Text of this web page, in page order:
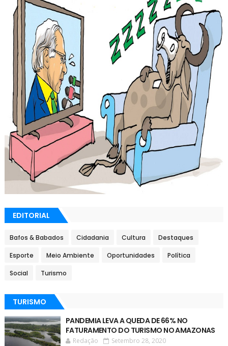
EDITORIAL
Bafos & Babados Cidadania Cultura Destaques
Esporte Meio Ambiente Oportunidades Política
Social Turismo
TURISMO
PANDEMIA LEVA A QUEDA DE 66% NO
FATURAMENTO DO TURISMO NO AMAZONAS
Redação Setembro 28, 2020